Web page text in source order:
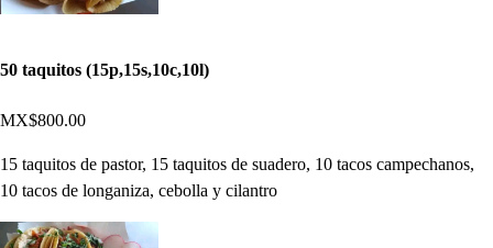
50 taquitos (15p,15s,10c,10l)
MX$800.00
15 taquitos de pastor, 15 taquitos de suadero, 10 tacos campechanos,
10 tacos de longaniza, cebolla y cilantro